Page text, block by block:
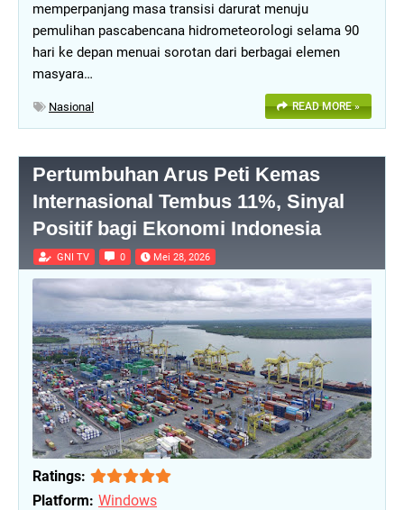
memperpanjang masa transisi darurat menuju
pemulihan pascabencana hidrometeorologi selama 90
hari ke depan menuai sorotan dari berbagai elemen
masyara…
Nasional READ MORE »
Pertumbuhan Arus Peti Kemas
Internasional Tembus 11%, Sinyal
Positif bagi Ekonomi Indonesia
GNI TV 0 Mei 28, 2026
Ratings:
Platform: Windows